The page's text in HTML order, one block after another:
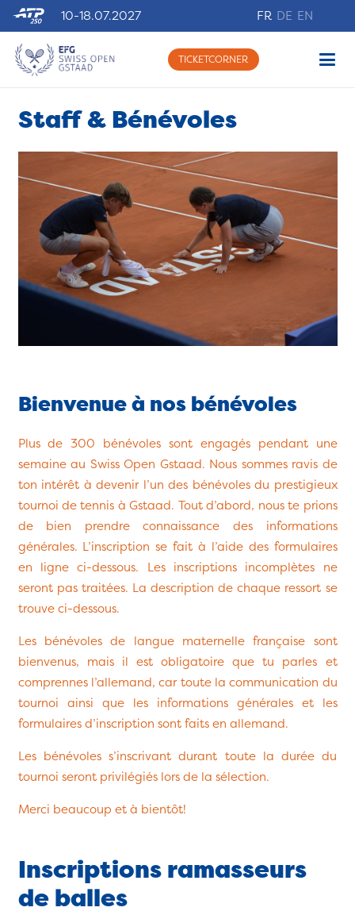
10-18.07.2027 FR DE EN
TICKETCORNER
Staff & Bénévoles
Bienvenue à nos bénévoles
Plus de 300 bénévoles sont engagés pendant une
semaine au Swiss Open Gstaad. Nous sommes ravis de
ton intérêt à devenir l’un des bénévoles du prestigieux
tournoi de tennis à Gstaad. Tout d’abord, nous te prions
de bien prendre connaissance des informations
générales. L’inscription se fait à l’aide des formulaires
en ligne ci-dessous. Les inscriptions incomplètes ne
seront pas traitées. La description de chaque ressort se
trouve ci-dessous.
Les bénévoles de langue maternelle française sont
bienvenus, mais il est obligatoire que tu parles et
comprennes l’allemand, car toute la communication du
tournoi ainsi que les informations générales et les
formulaires d’inscription sont faits en allemand.
Les bénévoles s’inscrivant durant toute la durée du
tournoi seront privilégiés lors de la sélection.
Merci beaucoup et à bientôt!
Inscriptions ramasseurs
de balles